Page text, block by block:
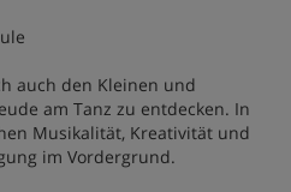
auch den Kleinen und
am Tanz zu entdecken. In
Musikalität, Kreativität und
im Vordergrund.